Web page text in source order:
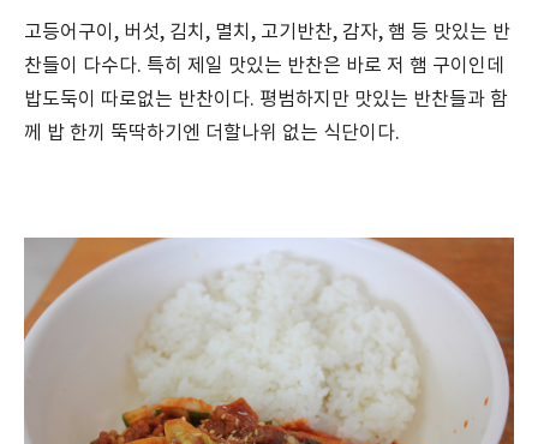
고등어구이, 버섯, 김치, 멸치, 고기반찬, 감자, 햄 등 맛있는 반
찬들이 다수다. 특히 제일 맛있는 반찬은 바로 저 햄 구이인데
밥도둑이 따로없는 반찬이다. 평범하지만 맛있는 반찬들과 함
께 밥 한끼 뚝딱하기엔 더할나위 없는 식단이다.